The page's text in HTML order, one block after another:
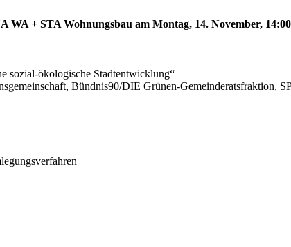
WA + STA Wohnungsbau am Montag, 14. November,
sozial-ökologische Stadtentwicklung“
Bündnis90/DIE Grünen-